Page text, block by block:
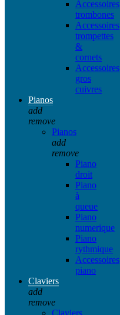
Accessoires
trombones
Accessoires
trompettes
&
cornets
Accessoires
gros
cuivres
Pianos
add
remove
Pianos
add
remove
Piano
droit
Piano
à
queue
Piano
numerique
Piano
rythmique
Accessoires
piano
Claviers
add
remove
Claviers